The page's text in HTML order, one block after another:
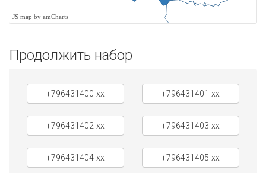
JS map by amCharts
Продолжить набор
+796431400-xx +796431401-xx
+796431402-xx +796431403-xx
+796431404-xx +796431405-xx